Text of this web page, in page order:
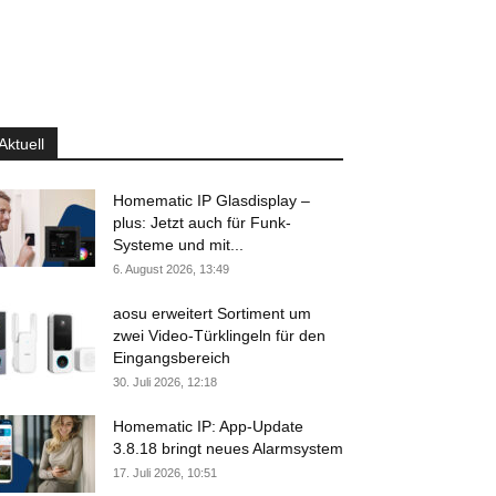
Homematic IP Glasdisplay –
plus: Jetzt auch für Funk-
Systeme und mit...
6. August 2026, 13:49
aosu erweitert Sortiment um
zwei Video-Türklingeln für den
Eingangsbereich
30. Juli 2026, 12:18
Homematic IP: App-Update
3.8.18 bringt neues Alarmsystem
17. Juli 2026, 10:51